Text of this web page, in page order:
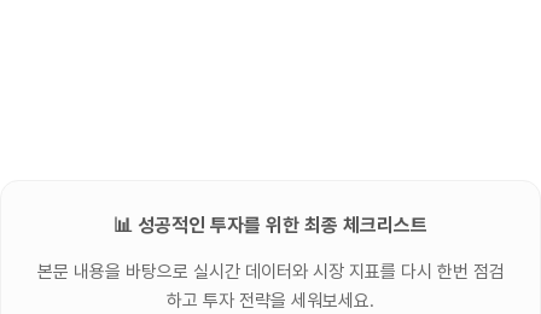
📊 성공적인 투자를 위한 최종 체크리스트
본문 내용을 바탕으로 실시간 데이터와 시장 지표를 다시 한번 점검
하고 투자 전략을 세워보세요.